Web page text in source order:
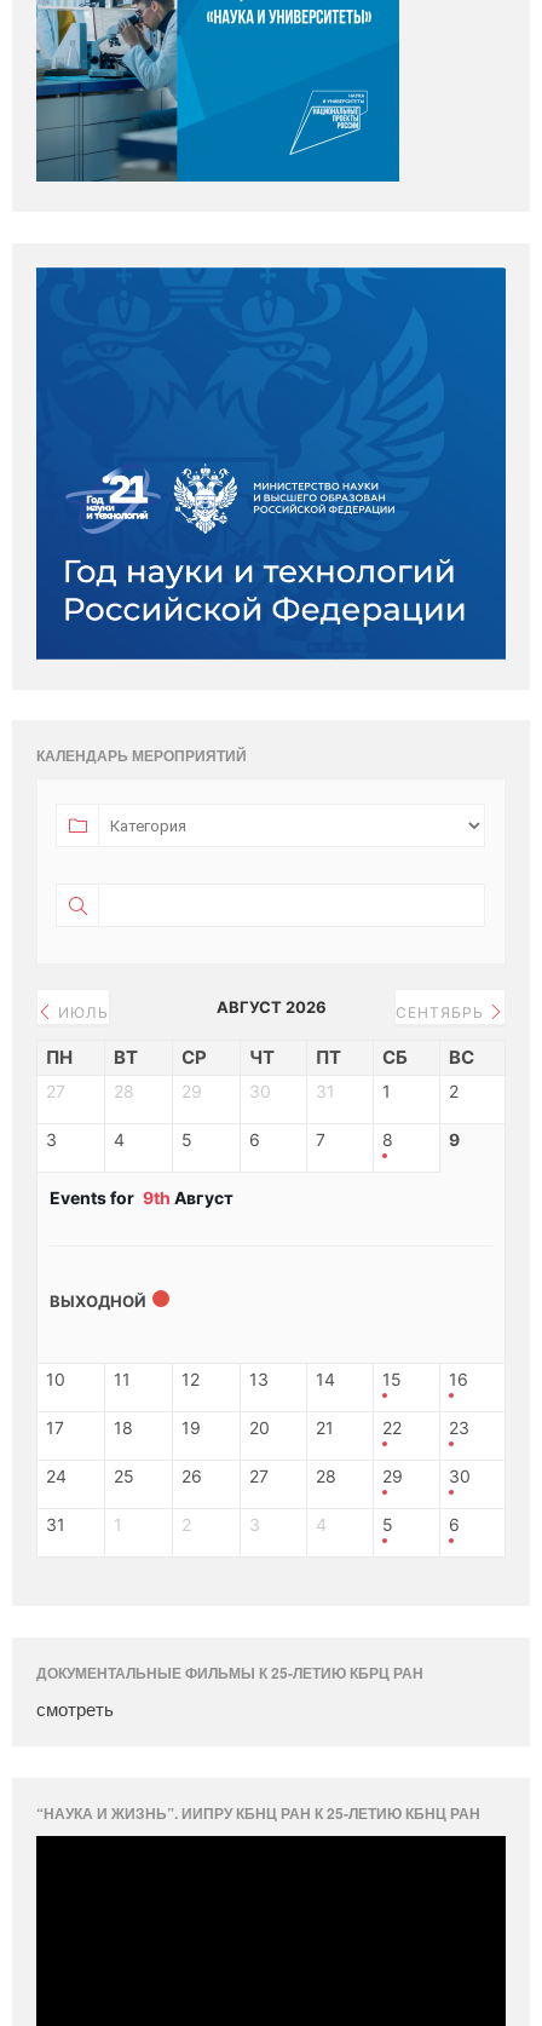
КАЛЕНДАРЬ МЕРОПРИЯТИЙ
ИЮЛЬ АВГУСТ 2026 СЕНТЯБРЬ
ПН ВТ СР ЧТ ПТ СБ ВС
27 28 29 30 31 1 2
3 4 5 6 7 8 9
Events for 9th Август
ВЫХОДНОЙ
10 11 12 13 14 15 16
17 18 19 20 21 22 23
24 25 26 27 28 29 30
31 1 2 3 4 5 6
ДОКУМЕНТАЛЬНЫЕ ФИЛЬМЫ К 25-ЛЕТИЮ КБРЦ РАН
смотреть
“НАУКА И ЖИЗНЬ”. ИИПРУ КБНЦ РАН К 25-ЛЕТИЮ КБНЦ РАН